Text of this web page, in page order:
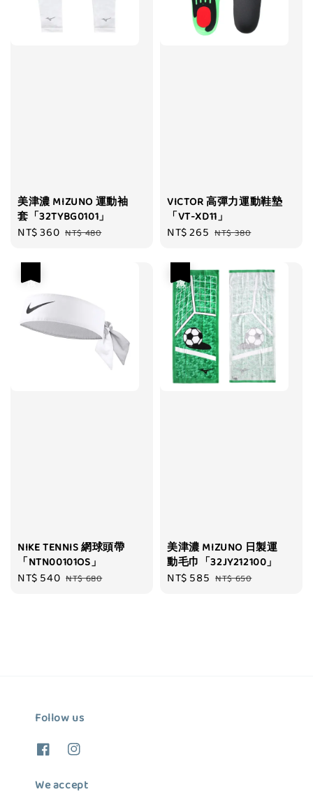
美津濃 MIZUNO 運動袖
套「32TYBG0101」
Sale
NT$ 360 Regular
NT$ 480
VICTOR 高彈力運動鞋墊
「VT-XD11」
Sale
NT$ 265 Regular
NT$ 380
NIKE TENNIS 網球頭帶
「NTN00101OS」
Sale
NT$ 540 Regular
NT$ 680
美津濃 MIZUNO 日製運
動毛巾「32JY212100」
Sale
NT$ 585 Regular
NT$ 650
Follow us
We accept